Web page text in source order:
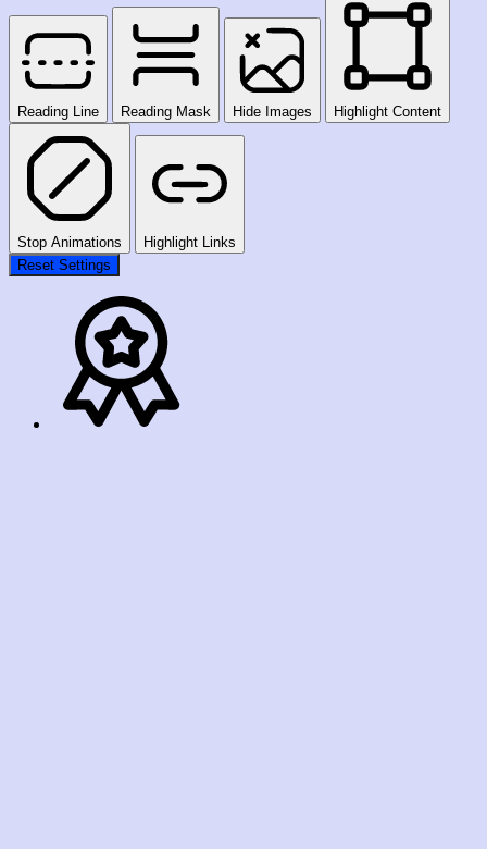
Reading Line Reading Mask Hide Images Highlight Content
Stop Animations
Highlight Links
Reset Settings